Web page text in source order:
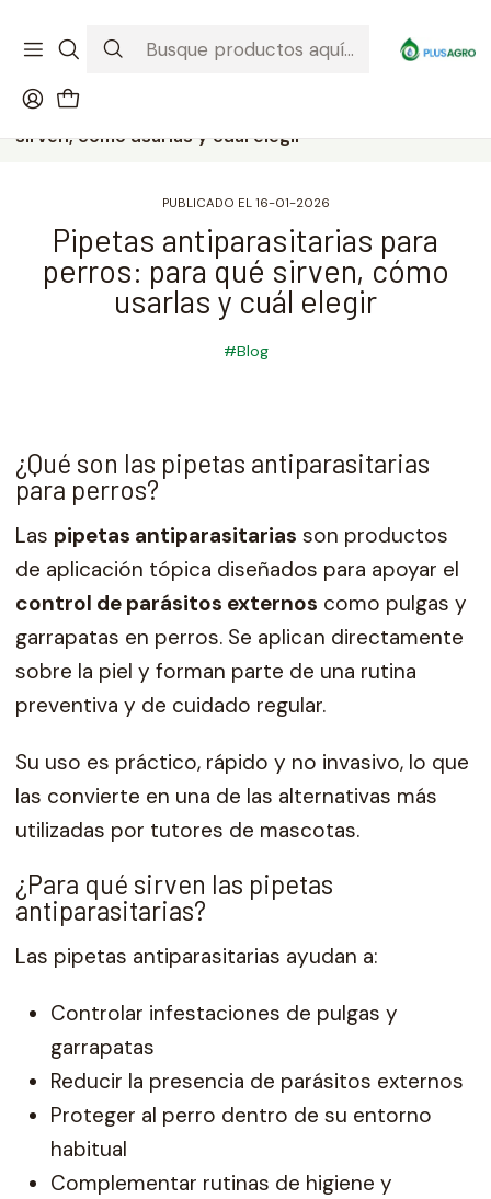
Ver condiciones de la promoción
sirven, cómo usarlas y cuál elegir
PUBLICADO EL 16-01-2026
Pipetas antiparasitarias para
perros: para qué sirven, cómo
usarlas y cuál elegir
#Blog
¿Qué son las pipetas antiparasitarias
para perros?
Las pipetas antiparasitarias son productos
de aplicación tópica diseñados para apoyar el
control de parásitos externos como pulgas y
garrapatas en perros. Se aplican directamente
sobre la piel y forman parte de una rutina
preventiva y de cuidado regular.
Su uso es práctico, rápido y no invasivo, lo que
las convierte en una de las alternativas más
utilizadas por tutores de mascotas.
¿Para qué sirven las pipetas
antiparasitarias?
Las pipetas antiparasitarias ayudan a:
Controlar infestaciones de pulgas y
garrapatas
Reducir la presencia de parásitos externos
Proteger al perro dentro de su entorno
habitual
Complementar rutinas de higiene y